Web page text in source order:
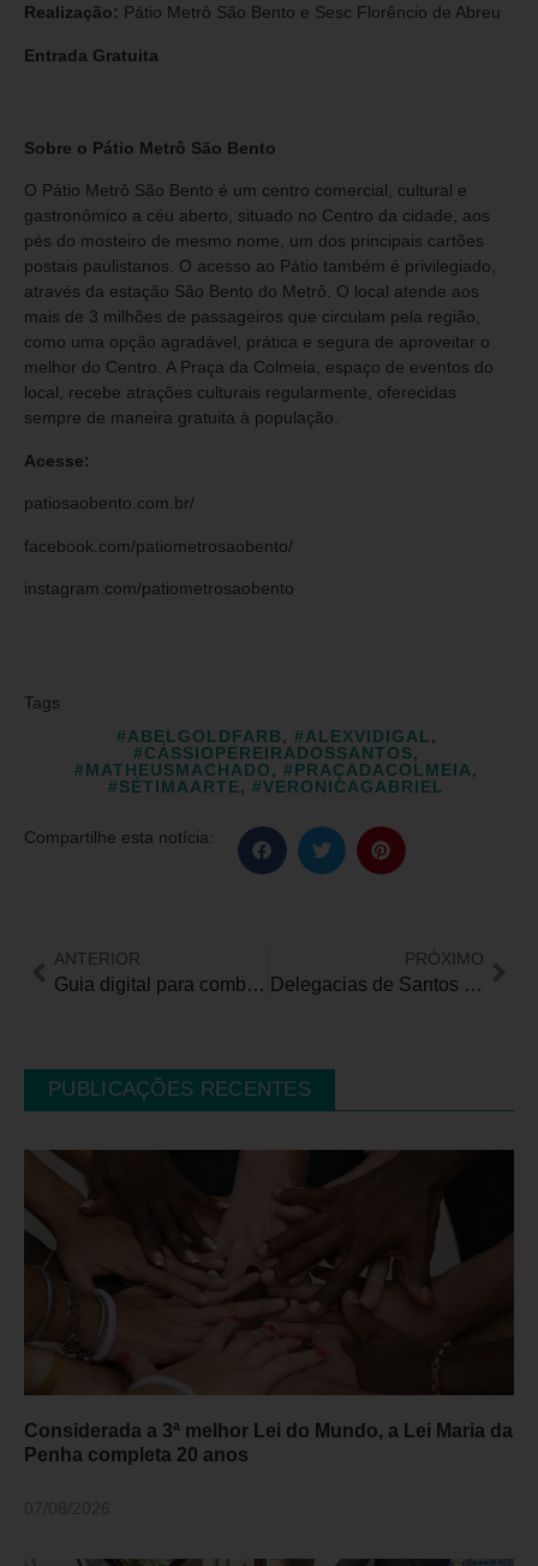
Realização: Pátio Metrô São Bento e Sesc Florêncio de Abreu
Entrada Gratuita
Sobre o Pátio Metrô São Bento
O Pátio Metrô São Bento é um centro comercial, cultural e
gastronômico a céu aberto, situado no Centro da cidade, aos
pés do mosteiro de mesmo nome, um dos principais cartões
postais paulistanos. O acesso ao Pátio também é privilegiado,
através da estação São Bento do Metrô. O local atende aos
mais de 3 milhões de passageiros que circulam pela região,
como uma opção agradável, prática e segura de aproveitar o
melhor do Centro. A Praça da Colmeia, espaço de eventos do
local, recebe atrações culturais regularmente, oferecidas
sempre de maneira gratuita à população.
Acesse:
patiosaobento.com.br/
facebook.com/patiometrosaobento/
instagram.com/patiometrosaobento
Tags
#ABELGOLDFARB, #ALEXVIDIGAL,
#CÁSSIOPEREIRADOSSANTOS,
#MATHEUSMACHADO, #PRAÇADACOLMEIA,
#SÉTIMAARTE, #VERONICAGABRIEL
Compartilhe esta notícia:
ANTERIOR
Guia digital para combater o capacitismo é lançado pelo TST
PRÓXIMO
Delegacias de Santos e Guarulhos inauguram CAT para atendimento de pessoas com deficiência
PUBLICAÇÕES RECENTES
Considerada a 3ª melhor Lei do Mundo, a Lei Maria da
Penha completa 20 anos